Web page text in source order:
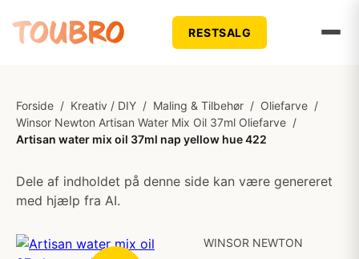
RESTSALG
Forside / Kreativ / DIY / Maling & Tilbehør / Oliefarve /
Winsor Newton Artisan Water Mix Oil 37ml Oliefarve /
Artisan water mix oil 37ml nap yellow hue 422
Dele af indholdet på denne side kan være genereret
med hjælp fra AI.
WINSOR NEWTON